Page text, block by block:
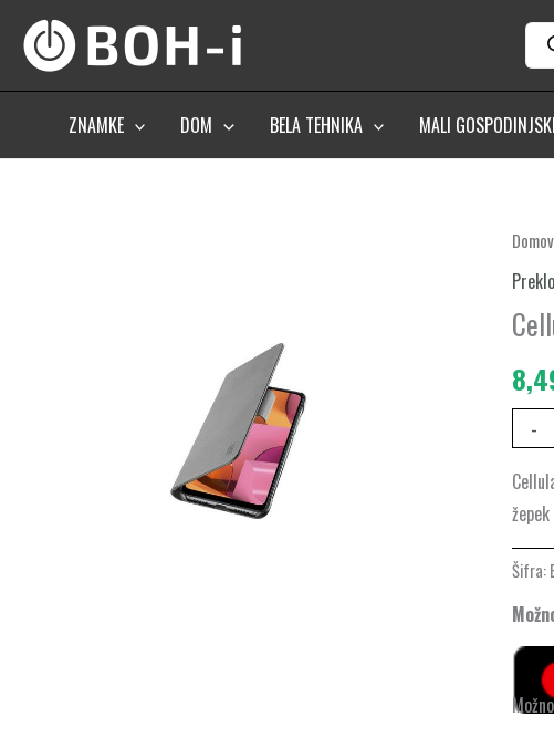
content
ZNAMKE DOM BELA TEHNIKA MALI
Domov
-
BOOK,
Galaxy
A20S,
črna
Šifra: